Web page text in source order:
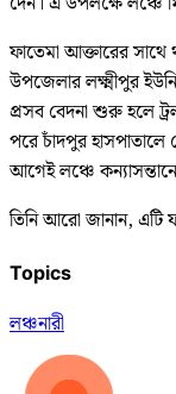
ফাতেমা আক্তারের সাথে
উপজেলার লক্ষ্মীপুর
প্রসব বেদনা শুরু হলে
পরে চাঁদপুর
আগেই লঞ্চে
তিনি আরো জানান, এটি
Topics
লঞ্চনারী